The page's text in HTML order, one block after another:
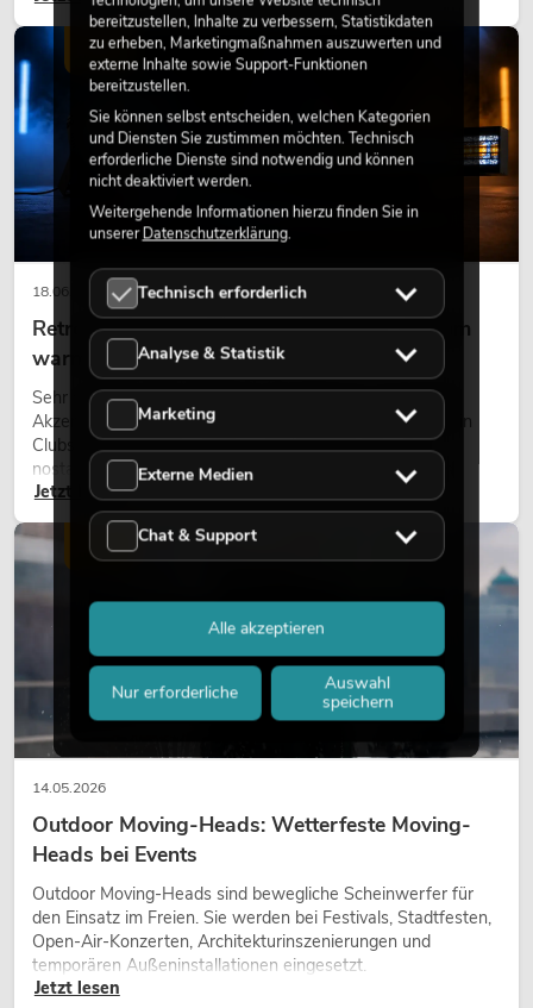
modernen Raumkonzept.
18.06.2026
Retro-Licht im modernen Lichtdesign: Warum
warmes Licht wieder wirkt
Sehr warmes Licht, sichtbare Leuchtflächen und farbige
Akzente prägen viele aktuelle Lichtdesigns auf Bühnen, in
Clubs und bei Events. Retro-Licht ist dabei kein rein
nostalgischer Effekt, sondern ein bewusst eingesetztes
Gestaltungsmittel: Es schafft Atmosphäre, gibt Szenen
Charakter und kann technische LED-Setups emotionaler
wirken lassen.
Jetzt lesen
LICHT
14.05.2026
Outdoor Moving-Heads: Wetterfeste Moving-
Heads bei Events
Outdoor Moving-Heads sind bewegliche Scheinwerfer für
den Einsatz im Freien. Sie werden bei Festivals, Stadtfesten,
Open-Air-Konzerten, Architekturinszenierungen und
temporären Außeninstallationen eingesetzt.
Jetzt lesen
LICHT
bereitzustellen, Inhalte zu verbessern, Statistikdaten
zu erheben, Marketingmaßnahmen auszuwerten und
externe Inhalte sowie Support-Funktionen
bereitzustellen.
Sie können selbst entscheiden, welchen Kategorien
und Diensten Sie zustimmen möchten. Technisch
erforderliche Dienste sind notwendig und können
nicht deaktiviert werden.
Weitergehende Informationen hierzu finden Sie in
unsererDatenschutzerklärung.
Technisch erforderlich
Analyse & Statistik
Marketing
Externe Medien
Chat & Support
Nur erforderliche
Auswahl
speichern
Alle akzeptieren